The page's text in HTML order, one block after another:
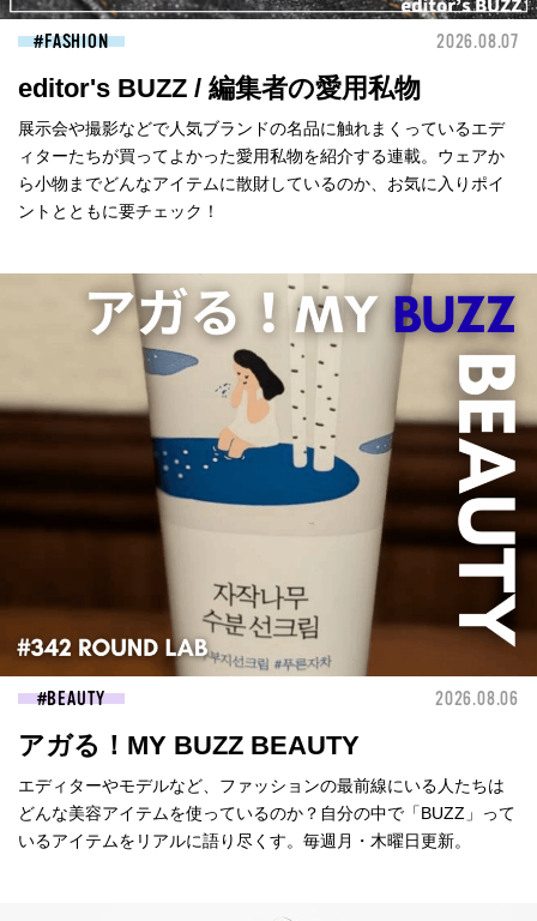
FASHION 2026.08.07
editor's BUZZ / 編集者の愛用私物
展示会や撮影などで人気ブランドの名品に触れまくっているエデ
ィターたちが買ってよかった愛用私物を紹介する連載。ウェアか
ら小物までどんなアイテムに散財しているのか、お気に入りポイ
ントとともに要チェック！
BEAUTY 2026.08.06
アガる！MY BUZZ BEAUTY
エディターやモデルなど、ファッションの最前線にいる人たちは
どんな美容アイテムを使っているのか？自分の中で「BUZZ」って
いるアイテムをリアルに語り尽くす。毎週月・木曜日更新。